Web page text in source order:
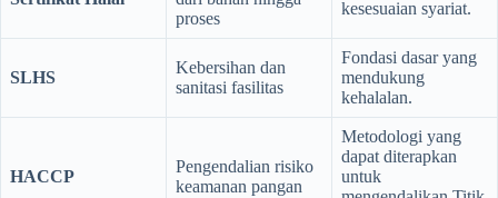
proses
kesesuaian syariat.
SLHS
Kebersihan dan
sanitasi fasilitas
Fondasi dasar yang
mendukung
kehalalan.
HACCP
Pengendalian risiko
keamanan pangan
Metodologi yang
dapat diterapkan
untuk